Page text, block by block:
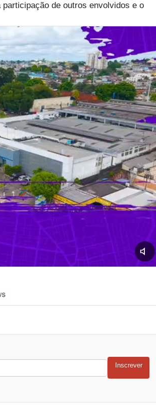
de outros envolvidos e o
Inscrever